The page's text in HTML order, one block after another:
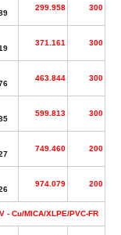
299.958 300
371.161 300
463.844 300
599.813 300
749.460 200
974.079 200
- Cu/MICA/XLPE/PVC-FR